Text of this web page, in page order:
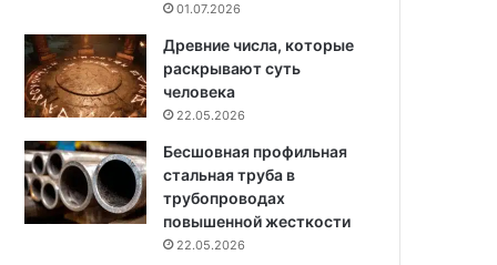
01.07.2026
Древние числа, которые
раскрывают суть
человека
22.05.2026
Бесшовная профильная
стальная труба в
трубопроводах
повышенной жесткости
22.05.2026